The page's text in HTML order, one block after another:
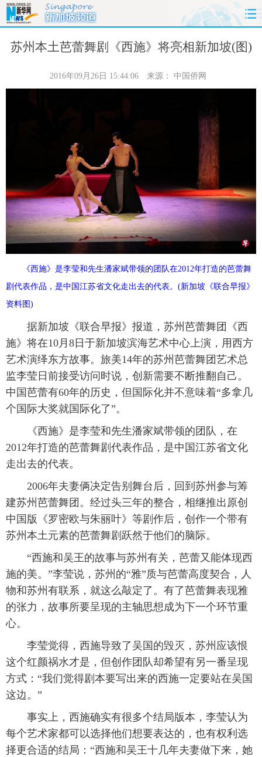
首页 时政 国际 财经
体育 人事
能源
图片 视频 彩票 食品
旅游 健康 信息化 数据
金融 公益 军事 无人机
富媒体 摄影 新华广播
苏州本土芭蕾舞剧《西施》将亮相新加坡(图)
2016年09月26日 15:44:06 来源： 中国侨网
《西施》是李莹和先生潘家斌带领的团队在2012年打造的芭蕾舞
剧代表作品，是中国江苏省文化走出去的代表。(新加坡《联合早报》
资料图)
据新加坡《联合早报》报道，苏州芭蕾舞团《西
施》将在10月8日于新加坡滨海艺术中心上演，用西方
艺术演绎东方故事。旅美14年的苏州芭蕾舞团艺术总
监李莹日前接受访问时说，创新需要不断推翻自己。
中国芭蕾有60年的历史，但国际化并不意味着“多拿几
个国际大奖就国际化了”。
《西施》是李莹和先生潘家斌带领的团队，在
2012年打造的芭蕾舞剧代表作品，是中国江苏省文化
走出去的代表。
2006年夫妻俩决定告别舞台后，回到苏州参与筹
建苏州芭蕾舞团。经过头三年的整合，相继推出原创
中国版《罗密欧与朱丽叶》等剧作后，创作一个带有
苏州本土元素的芭蕾舞剧跃然于他们的脑际。
“西施和吴王的故事与苏州有关，芭蕾又能体现西
施的美。”李莹说，苏州的“雅”质与芭蕾高度契合，人
物和苏州有联系，就这么敲定了。有了芭蕾舞表现雅
的张力，故事所要呈现的主轴思想成为下一个环节重
心。
李莹觉得，西施导致了吴国的毁灭，苏州应该恨
这个红颜祸水才是，但创作团队却希望有另一番呈现
方式：“我们觉得剧本要写出来的西施一定要站在吴国
这边。”
事实上，西施确实有很多个结局版本，李莹认为
每个艺术家都可以选择他们想要表达的，也有权利选
择更合适的结局：“西施和吴王十几年夫妻做下来，她